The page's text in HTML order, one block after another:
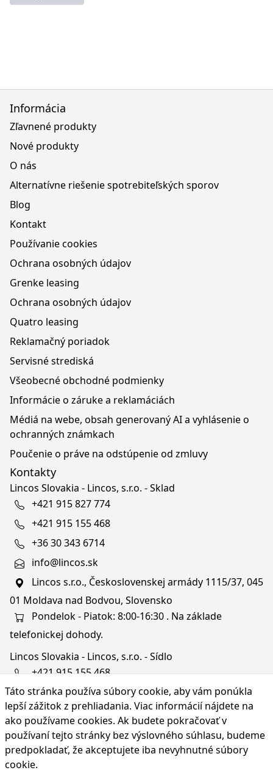
Táto stránka používa súbory cookie, aby vám ponúkla
lepší zážitok z prehliadania. Viac informácií nájdete na
ako používame cookies. Ak budete pokračovať v
používaní tejto stránky bez výslovného súhlasu, budeme
predpokladať, že akceptujete iba nevyhnutné súbory
cookie.
Informácia
Zľavnené produkty
Nové produkty
O nás
Alternatívne riešenie spotrebiteľských sporov
Blog
Kontakt
Používanie cookies
Ochrana osobných údajov
Grenke leasing
Ochrana osobných údajov
Quatro leasing
Reklamačný poriadok
Servisné strediská
Všeobecné obchodné podmienky
Informácie o záruke a reklamáciách
Médiá na webe, obsah generovaný AI a vyhlásenie o
ochranných známkach
Poučenie o práve na odstúpenie od zmluvy
Kontakty
Lincos Slovakia - Lincos, s.r.o. - Sklad
+421 915 827 774
+421 915 155 468
+36 30 343 6714
info@lincos.sk
Lincos s.r.o., Československej armády 1115/37, 045
01 Moldava nad Bodvou, Slovensko
Pondelok - Piatok: 8:00-16:30 . Na základe
telefonickej dohody.
Lincos Slovakia - Lincos, s.r.o. - Sídlo
+421 915 155 468
+36/30 343 6714
bratislava@lincos.sk
Lincos s.r.o., Rustaveliho 4, 831 06 Bratislava - m. č.
Rača, Slovensko
Iba sídlo firmy